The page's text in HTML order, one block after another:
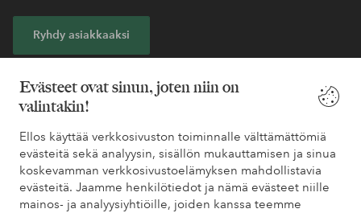
Evästeet ovat sinun, joten niin on
valintakin!
Ellos käyttää verkkosivuston toiminnalle välttämättömiä
evästeitä sekä analyysin, sisällön mukauttamisen ja sinua
koskevamman verkkosivustoelämyksen mahdollistavia
evästeitä. Jaamme henkilötiedot ja nämä evästeet niille
mainos- ja analyysiyhtiöille, joiden kanssa teemme
Ryhdy asiakkaaksi
Tarvitsetko apua?
Löydät vastaukset useimmin kysyttyihin kysymyksiin usein
kysytyistä kysymyksistä. Löydät myös tietoa siitä, miten voit ottaa
meihin yhteyttä.